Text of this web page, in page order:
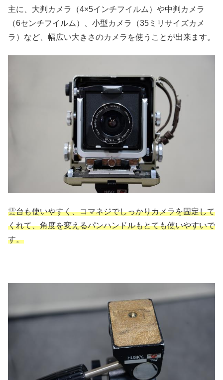
主に、大判カメラ（4×5インチフイルム）や中判カメラ
（6センチフイルム）、小型カメラ（35ミリサイズカメ
ラ）など、幅広い大きさのカメラを使うことが出来ます。
雲台も使いやすく、コマネジでしっかりカメラを固定して
くれて、角度を変えるパンハンドルもとても使いやすいで
す。